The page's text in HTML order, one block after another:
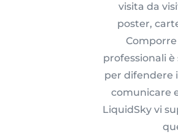
visita da
poster,
professionali
per difendere
comunicare
LiquidSky vi